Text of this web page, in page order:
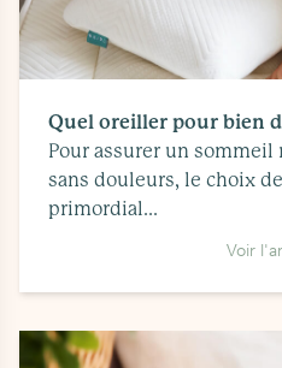
Quel oreiller pour bien
Pour assurer un
sans douleurs, le choix
primordial...
Voir